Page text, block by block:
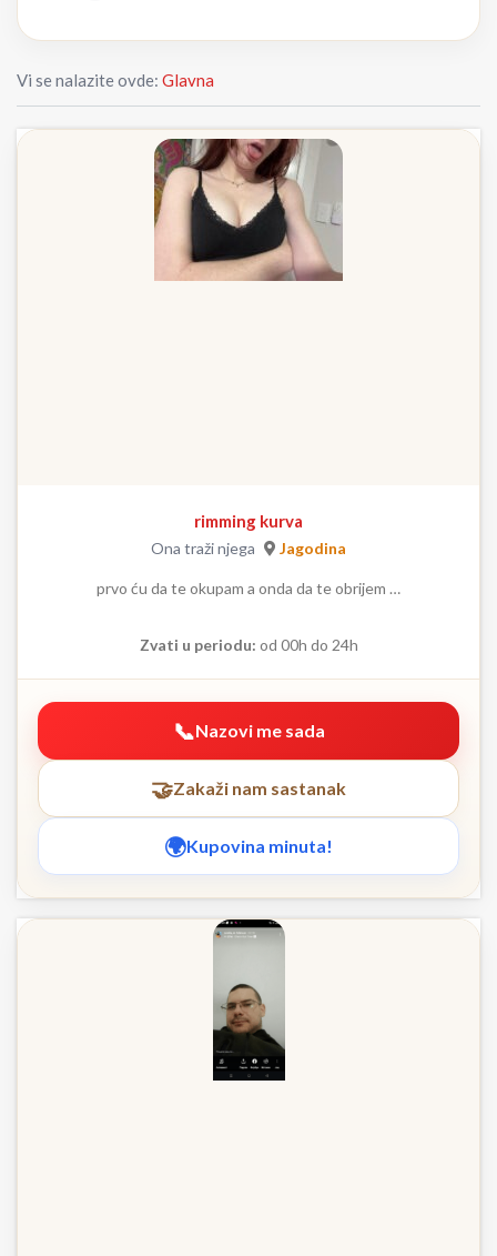
Vi se nalazite ovde: Glavna
rimming kurva
Ona traži njega Jagodina
prvo ću da te okupam a onda da te obrijem …
Zvati u periodu: od 00h do 24h
Nazovi me sada
Zakaži nam sastanak
Kupovina minuta!